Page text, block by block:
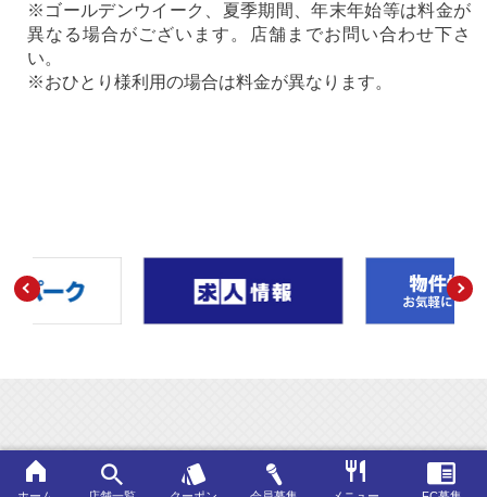
※ゴールデンウイーク、夏季期間、年末年始等は料金が
異なる場合がございます。店舗までお問い合わせ下さ
い。
※おひとり様利用の場合は料金が異なります。
Copyright © DAIICHIKOSHO CO., LTD. ALL Rights Reserved.